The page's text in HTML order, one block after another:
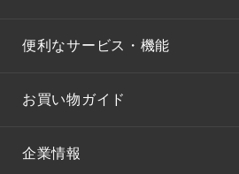
便利なサービス・機能
お買い物ガイド
企業情報